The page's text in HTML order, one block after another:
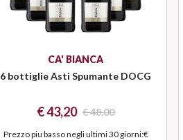
CA' BIANCA
6 bottiglie Asti Spumante DOCG
€ 43,20 € 48,00
Prezzo piu basso negli ultimi 30 giorni:€